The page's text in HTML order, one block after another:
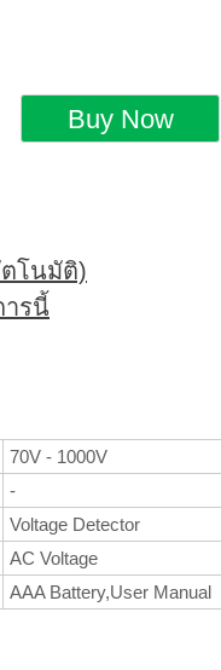
โนมัติ)
ารนี้
70V - 1000V
-
Voltage Detector
AC Voltage
AAA Battery,User Manual